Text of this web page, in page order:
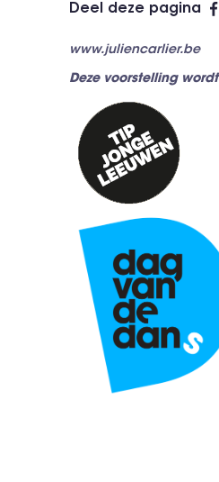
Deel deze pagina
www.juliencarlier.be
Deze voorstelling